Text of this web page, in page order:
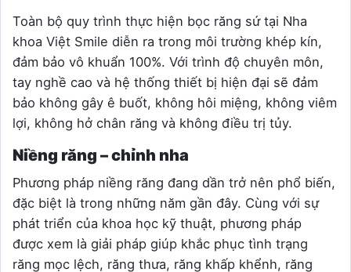
Toàn bộ quy trình thực hiện bọc răng sứ tại Nha
khoa Việt Smile diễn ra trong môi trường khép kín,
đảm bảo vô khuẩn 100%. Với trình độ chuyên môn,
tay nghề cao và hệ thống thiết bị hiện đại sẽ đảm
bảo không gây ê buốt, không hôi miệng, không viêm
lợi, không hở chân răng và không điều trị tủy.
Niềng răng – chỉnh nha
Phương pháp niềng răng đang dần trở nên phổ biến,
đặc biệt là trong những năm gần đây. Cùng với sự
phát triển của khoa học kỹ thuật, phương pháp
được xem là giải pháp giúp khắc phục tình trạng
răng mọc lệch, răng thưa, răng khấp khểnh, răng